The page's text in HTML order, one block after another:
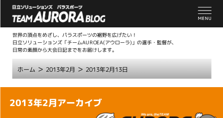
世界の頂点をめざし、パラスポーツの裾野を広げたい！
日立ソリューションズ「チームAUROEA(アウローラ)」の選手・監督が、
日常の素顔から大会日記までをお届けします。
ホーム> 2013年2月 > 2013年2月13日
2013年2月アーカイブ